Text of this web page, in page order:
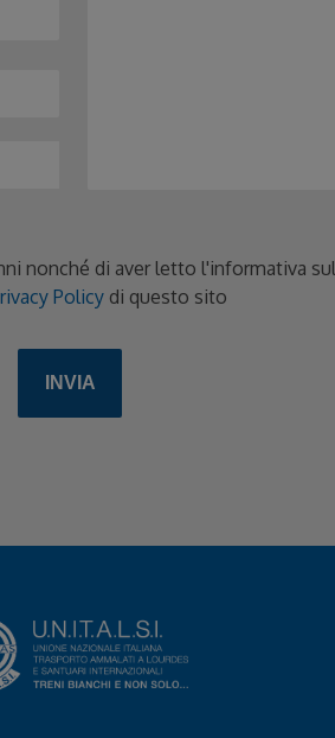
nonché di aver letto l'informativa
Policy di questo sito